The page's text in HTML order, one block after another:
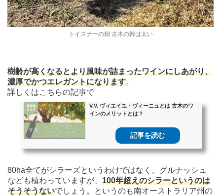
トイスナーの畑 古木の幹は太い
樹齢が高くなるとより風味が詰まったワインにしあがり、
濃厚でかつエレガントになります。
詳しくはこちらの記事で
V.V. ヴィエイユ・ヴィーニュとは 古木のワ
インのメリットとは？
記事を読む
80ha全てがシラーズというわけではなく、グルナッシュ
なども植わっていますが、 100年超えのシラーというのは
そうそうないでしょう。というのも南オーストラリア州の